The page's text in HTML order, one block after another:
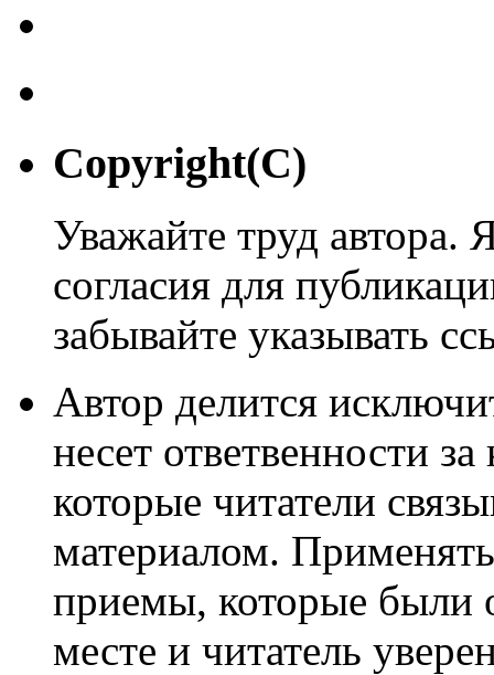
Copyright(C)
Уважайте труд автора.
согласия для
забывайте указывать
Автор делится
несет ответвенности
которые читатели
материалом.
приемы, которые были
месте и читатель